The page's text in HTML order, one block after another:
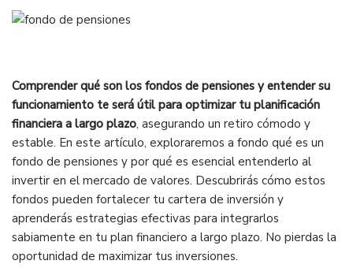
Comprender qué son los fondos de pensiones y entender su
funcionamiento te será útil para optimizar tu planificación
financiera a largo plazo, asegurando un retiro cómodo y
estable. En este artículo, exploraremos a fondo qué es un
fondo de pensiones y por qué es esencial entenderlo al
invertir en el mercado de valores. Descubrirás cómo estos
fondos pueden fortalecer tu cartera de inversión y
aprenderás estrategias efectivas para integrarlos
sabiamente en tu plan financiero a largo plazo. No pierdas la
oportunidad de maximizar tus inversiones.